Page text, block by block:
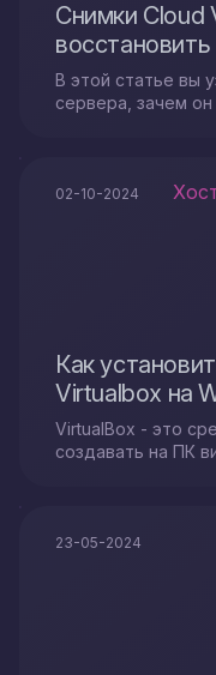
Снимки Cloud
В этой статье вы
сервера, зачем он
02-10-2024
Как
Virtualbox на
VirtualBox - это
создавать на ПК
23-05-2024